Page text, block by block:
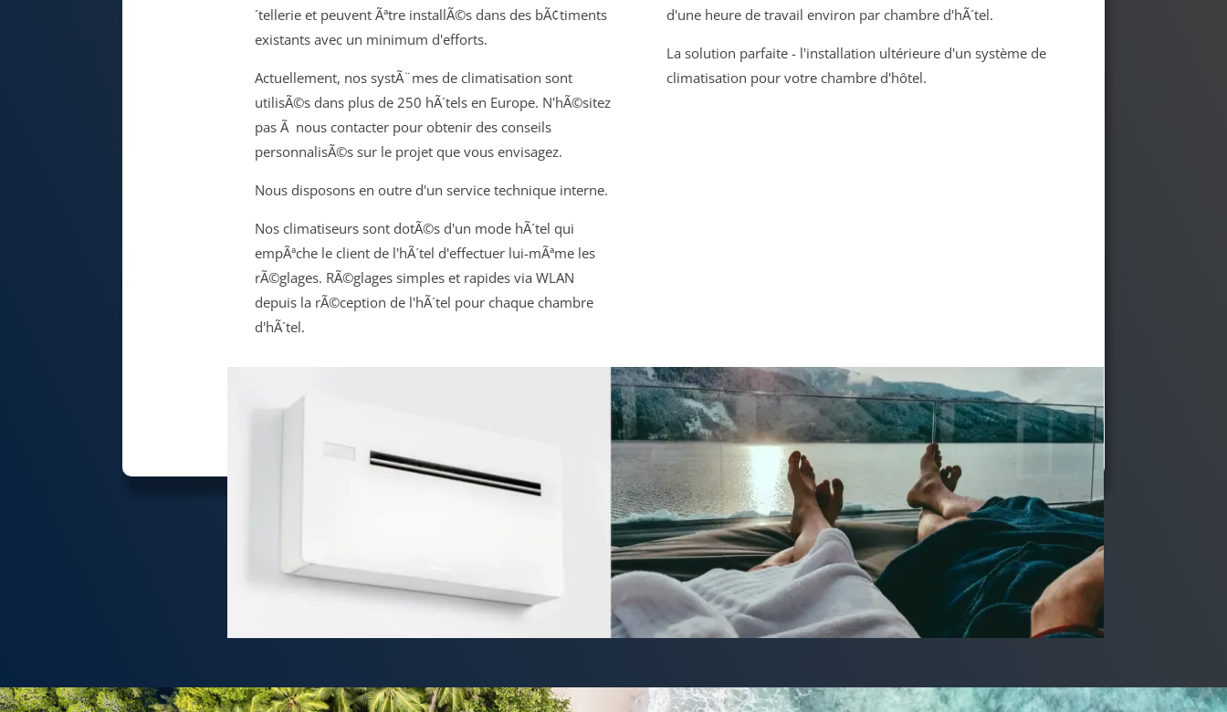
´tellerie et peuvent Ãªtre installÃ©s dans des bÃ¢timents
existants avec un minimum d'efforts.
Actuellement, nos systÃ¨mes de climatisation sont
utilisÃ©s dans plus de 250 hÃ´tels en Europe. N'hÃ©sitez
pas Ã nous contacter pour obtenir des conseils
personnalisÃ©s sur le projet que vous envisagez.
Nous disposons en outre d'un service technique interne.
Nos climatiseurs sont dotÃ©s d'un mode hÃ´tel qui
empÃªche le client de l'hÃ´tel d'effectuer lui-mÃªme les
rÃ©glages. RÃ©glages simples et rapides via WLAN
depuis la rÃ©ception de l'hÃ´tel pour chaque chambre
d'hÃ´tel.
d'une heure de travail environ par chambre d'hÃ´tel.
La solution parfaite - l'installation ultérieure d'un système de
climatisation pour votre chambre d'hôtel.